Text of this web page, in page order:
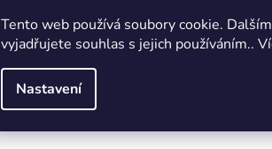
Tento web používá soubory cookie.
vyjadřujete souhlas s jejich používáním..
Nastavení